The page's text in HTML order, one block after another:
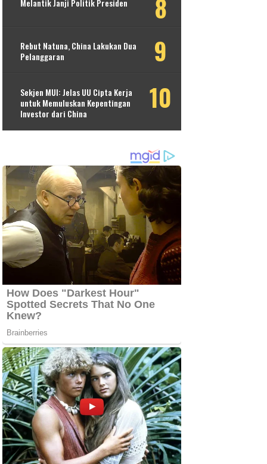
Melantik Janji Politik Presiden
Rebut Natuna, China Lakukan Dua
Pelanggaran
Sekjen MUI: Jelas UU Cipta Kerja
untuk Memuluskan Kepentingan
Investor dari China